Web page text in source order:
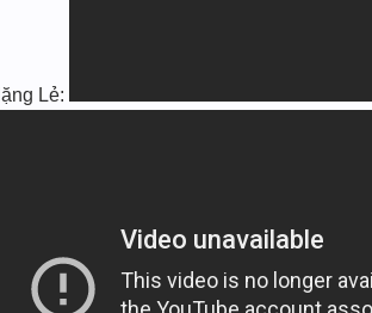
Lẻ: